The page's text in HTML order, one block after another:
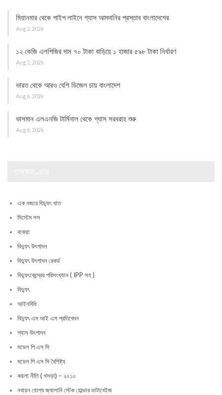
মিয়ানমার থেকে পাইপ লাইনে গ্যাস আমদানির প্রস্তাব বাংলাদেশের
Aug 2, 2026
১২ কেজি এলপিজির দাম ৭০ টাকা বাড়িয়ে ১ হাজার ৫৯৮ টাকা নির্ধারণ
Aug 2, 2026
ভারত থেকে আরও বেশি ডিজেল চায় বাংলাদেশ
Aug 6, 2026
ভাসমান এলএনজি টার্মিনাল থেকে গ্যাস সরবরাহ শুরু
Aug 6, 2026
এক নজরে বিদ্যুৎ খাত
সিস্টেম লস
বকেয়া
বিদ্যুৎ উৎপাদন
বিদ্যুৎ উৎপাদন রেকর্ড
বিদ্যুৎকেন্দ্রের পরিসংখ্যান ( IPP সহ )
বিদ্যুৎ
আইনবিধি
বিদ্যুৎ এম আই এস প্রতিবেদন
গ্যাস উৎপাদন
মডেল পি এস সি
মডেল পি এস সি বৈশিষ্ট্য
কয়লা নীতি ( খসড়া) – ২০১০
নবায়ন যোগ্য জ্বালানি স্টেক হোল্ডার ডাটাবেইজ